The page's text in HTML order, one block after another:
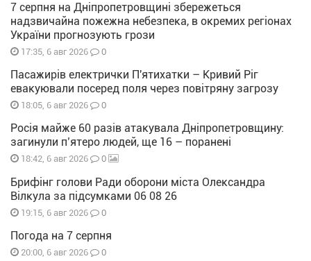
7 серпня на Дніпропетровщині збережеться
надзвичайна пожежна небезпека, в окремих регіонах
України прогнозують грози
17:35, 6 авг 2026 0
Пасажирів електрички П'ятихатки – Кривий Ріг
евакуювали посеред поля через повітряну загрозу
18:05, 6 авг 2026 0
Росія майже 60 разів атакувала Дніпропетровщину:
загинули п’ятеро людей, ще 16 – поранені
18:42, 6 авг 2026 0
Брифінг голови Ради оборони міста Олександра
Вілкула за підсумками 06 08 26
19:15, 6 авг 2026 0
Погода на 7 серпня
20:00, 6 авг 2026 0